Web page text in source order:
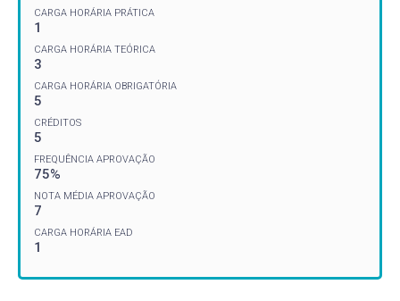
CARGA HORÁRIA PRÁTICA
1
CARGA HORÁRIA TEÓRICA
3
CARGA HORÁRIA OBRIGATÓRIA
5
CRÉDITOS
5
FREQUÊNCIA APROVAÇÃO
75%
NOTA MÉDIA APROVAÇÃO
7
CARGA HORÁRIA EAD
1